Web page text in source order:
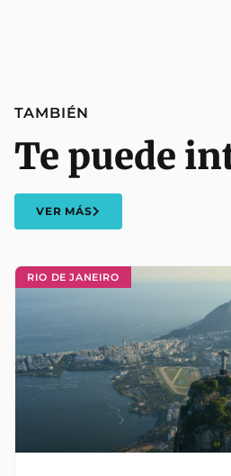
RIO DE JANEIRO
TAMBIÉN
Te puede
VER MÁS